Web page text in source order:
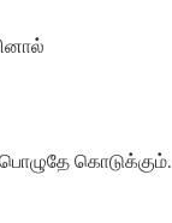
கொடுக்கும்.